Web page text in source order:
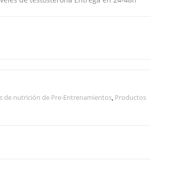
de nutrición de Pre-Entrenamientos, Productos